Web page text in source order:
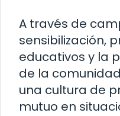
A través de
sensibilización,
educativos y la
de la
una cultura de
mutuo en